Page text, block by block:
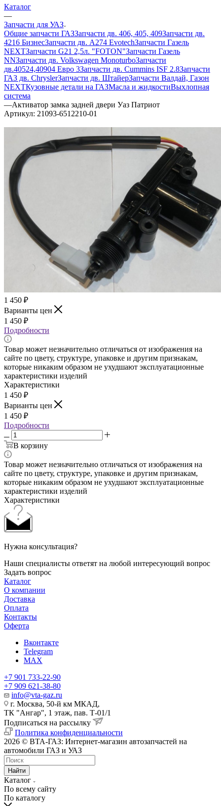
Каталог
—
Запчасти для УАЗ
Общие запчасти ГАЗЗапчасти дв. 406, 405, 409Запчасти дв.
4216 БизнесЗапчасти дв. A274 EvotechЗапчасти Газель
NEXTЗапчасти G21 2,5л. "FOTON"Запчасти Газель
NNЗапчасти дв. Volkswagen MonoturboЗапчасти
дв.40524,40904 Евро 3Запчасти дв. Cummins ISF 2.8Запчасти
ГАЗ дв. ChryslerЗапчасти дв. ШтайерЗапчасти Валдай, Газон
NEXTКузовные детали на ГАЗМасла и жидкостиВыхлопная
система
—Активатор замка задней двери Уаз Патриот
Артикул: 21093-6512210-01
1 450 ₽
Варианты цен
1 450 ₽
Подробности
Товар может незначительно отличаться от изображения на
сайте по цвету, структуре, упаковке и другим признакам,
которые никаким образом не ухудшают эксплуатационные
характеристики изделий
Характеристики
1 450 ₽
Варианты цен
1 450 ₽
Подробности
В корзину
Товар может незначительно отличаться от изображения на
сайте по цвету, структуре, упаковке и другим признакам,
которые никаким образом не ухудшают эксплуатационные
характеристики изделий
Характеристики
Нужна консультация?
Наши специалисты ответят на любой интересующий вопрос
Задать вопрос
Каталог
О компании
Доставка
Оплата
Контакты
Оферта
Вконтакте
Telegram
MAX
+7 901 733-22-90
+7 909 621-38-80
info@vta-gaz.ru
г. Москва, 50-й км МКАД,
ТК "Ангар", 1 этаж, пав. Т-01/1
Подписаться на рассылку
Политика конфиденциальности
2026 © ВТА-ГАЗ: Интернет-магазин автозапчастей на
автомобили ГАЗ и УАЗ
Найти
Каталог
По всему сайту
По каталогу